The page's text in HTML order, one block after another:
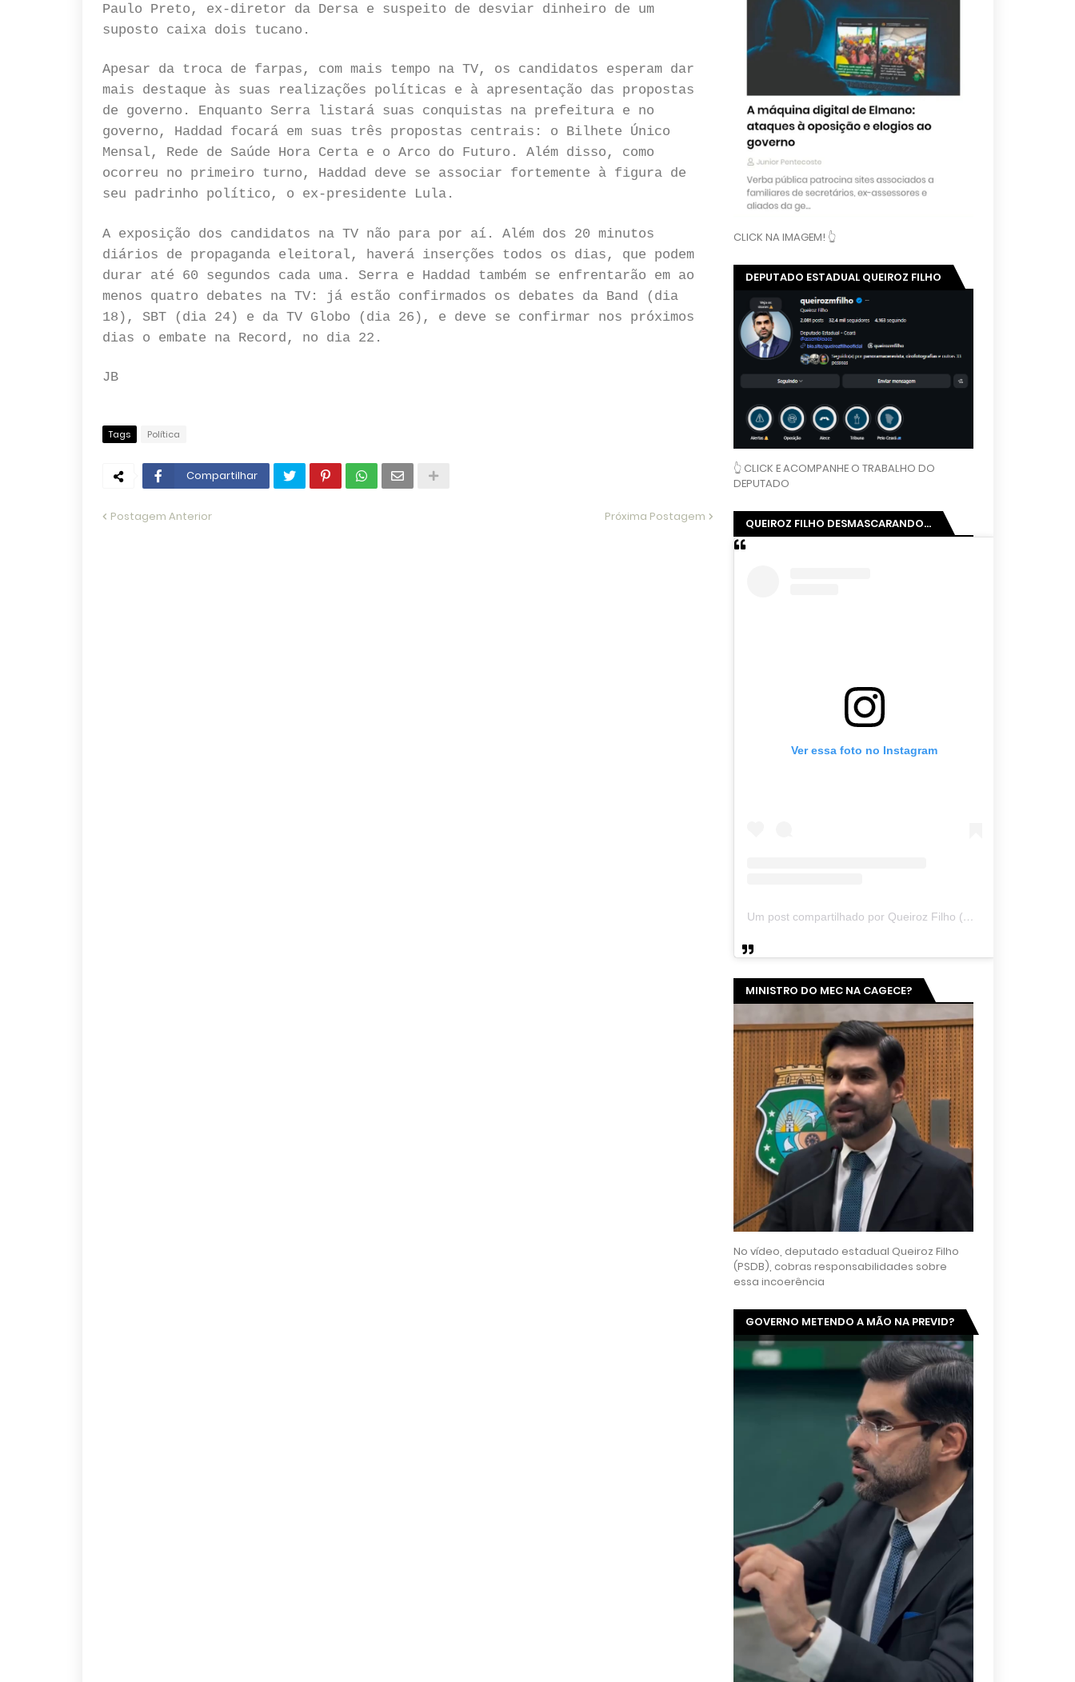
Paulo Preto, ex-diretor da Dersa e suspeito de desviar dinheiro de um
suposto caixa dois tucano.
Apesar da troca de farpas, com mais tempo na TV, os candidatos esperam dar
mais destaque às suas realizações políticas e à apresentação das propostas
de governo. Enquanto Serra listará suas conquistas na prefeitura e no
governo, Haddad focará em suas três propostas centrais: o Bilhete Único
Mensal, Rede de Saúde Hora Certa e o Arco do Futuro. Além disso, como
ocorreu no primeiro turno, Haddad deve se associar fortemente à figura de
seu padrinho político, o ex-presidente Lula.
A exposição dos candidatos na TV não para por aí. Além dos 20 minutos
diários de propaganda eleitoral, haverá inserções todos os dias, que podem
durar até 60 segundos cada uma. Serra e Haddad também se enfrentarão em ao
menos quatro debates na TV: já estão confirmados os debates da Band (dia
18), SBT (dia 24) e da TV Globo (dia 26), e deve se confirmar nos próximos
dias o embate na Record, no dia 22.
JB
Tags Política
Compartilhar
Postagem Anterior Próxima Postagem
CLICK NA IMAGEM! 👆
DEPUTADO ESTADUAL QUEIROZ FILHO
👆 CLICK E ACOMPANHE O TRABALHO DO
DEPUTADO
QUEIROZ FILHO DESMASCARANDO...
Ver essa foto no Instagram
Um post compartilhado por Queiroz Filho (@queirozmfilho)
MINISTRO DO MEC NA CAGECE?
No vídeo, deputado estadual Queiroz Filho
(PSDB), cobras responsabilidades sobre
essa incoerência
GOVERNO METENDO A MÃO NA PREVID?